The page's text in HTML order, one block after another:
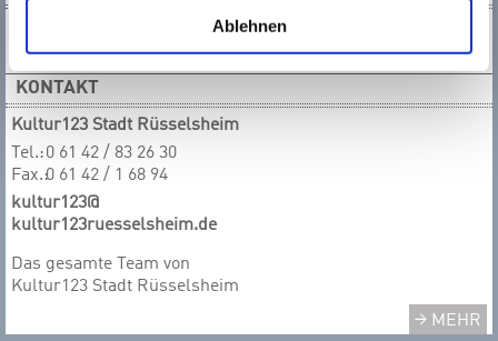
Ablehnen
KONTAKT
Kultur123 Stadt Rüsselsheim
Tel.:0 61 42 / 83 26 30
Fax.:0 61 42 / 1 68 94
kultur123@
kultur123ruesselsheim.de
Das gesamte T​​​​​​​eam von
Kultur123 Stadt Rüsselsheim
MEHR